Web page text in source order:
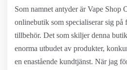
Som namnet antyder är Vape Shop
onlinebutik som specialiserar sig på
tillbehör. Det som skiljer denna
enorma utbudet av produkter,
en enastående kundtjänst. När jag